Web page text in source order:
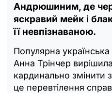
Андрюшиним, де
яскравий мейк і
її невпізнаваною.
Популярна українська
Анна Трінчер
кардинально змінити
це перевтілення